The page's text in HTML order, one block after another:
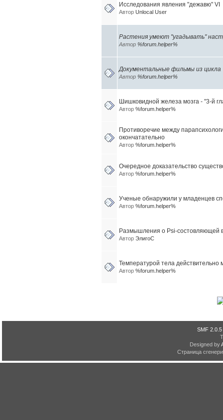
Исследования явления "дежавю" VI
Автор Unlocal User
Растения умеют "угадывать"
Автор %forum.helper%
Документальные фильмы из цикла
Автор %forum.helper%
Шишковидной железа мозга - "3-й
Автор %forum.helper%
Противоречие между
окончатательно
Автор %forum.helper%
Очередное доказательство
Автор %forum.helper%
Ученые обнаружили у младенцев
Автор %forum.helper%
Размышления о Psi-состовляющей
Автор ЭлигоС
Температурой тела
Автор %forum.helper%
SMF 2.0.5
Designed by
Страница